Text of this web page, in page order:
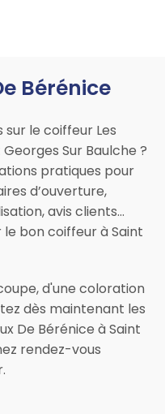
Bérénice
sur le coiffeur Les
Sur Baulche ?
pratiques pour
d’ouverture,
avis clients…
le bon coiffeur à Saint
d'une coloration
dès maintenant les
De Bérénice à Saint
rendez-vous